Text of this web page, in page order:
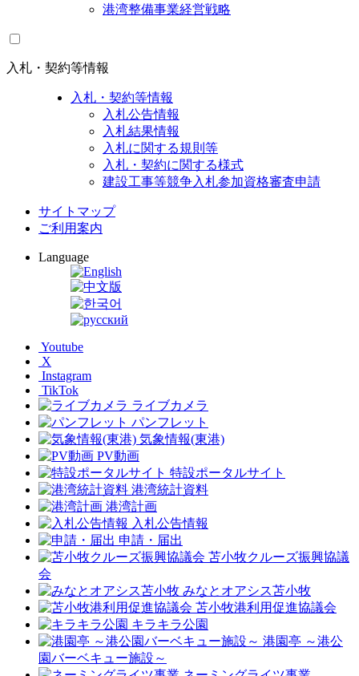
港湾整備事業経営戦略
入札・契約等情報
入札・契約等情報
入札公告情報
入札結果情報
入札に関する規則等
入札・契約に関する様式
建設工事等競争入札参加資格審査申請
サイトマップ
ご利用案内
Language
Youtube
X
Instagram
TikTok
ライブカメラ
パンフレット
気象情報(東港)
PV動画
特設ポータルサイト
港湾統計資料
港湾計画
入札公告情報
申請・届出
苫小牧クルーズ振興協議
会
みなとオアシス苫小牧
苫小牧港利用促進協議会
キラキラ公園
港園亭 ～港公
園バーベキュー施設～